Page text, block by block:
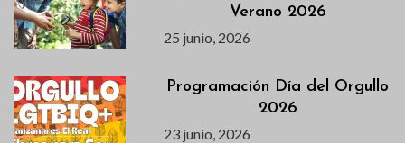
Verano 2026
25 junio, 2026
Programación Día del Orgullo
2026
23 junio, 2026